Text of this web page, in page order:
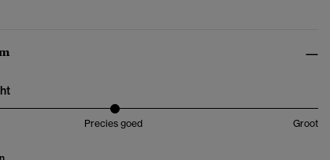
Precies goed Groot